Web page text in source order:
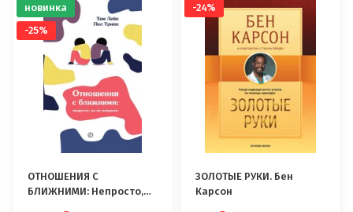
новинка
-25%
ОТНОШЕНИЯ С
БЛИЖНИМИ: Непросто,
-24%
ЗОЛОТЫЕ РУКИ. Бен
Карсон